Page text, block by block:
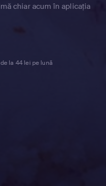
chiar acum în aplicația
la 44 lei pe lună